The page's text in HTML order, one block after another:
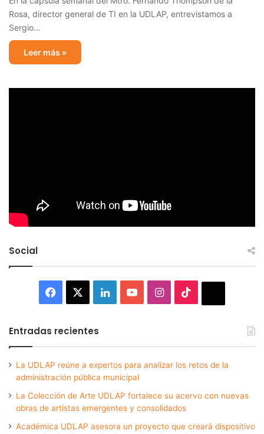
Rosa, director general de TI en la ‪‎UDLAP‬, entrevistamos a
Sergio…
Leer más »
Social
Facebook LinkedInYouTubeInstagram
Entradas recientes
La UDLAP reúne a expertos para analizar los retos de la
administración pública municipal
La Colección de Arte UDLAP fortalece su acervo con nuevas
obras de artistas emergentes y consolidados
Académica UDLAP asesora un proyecto que creará dispositivo